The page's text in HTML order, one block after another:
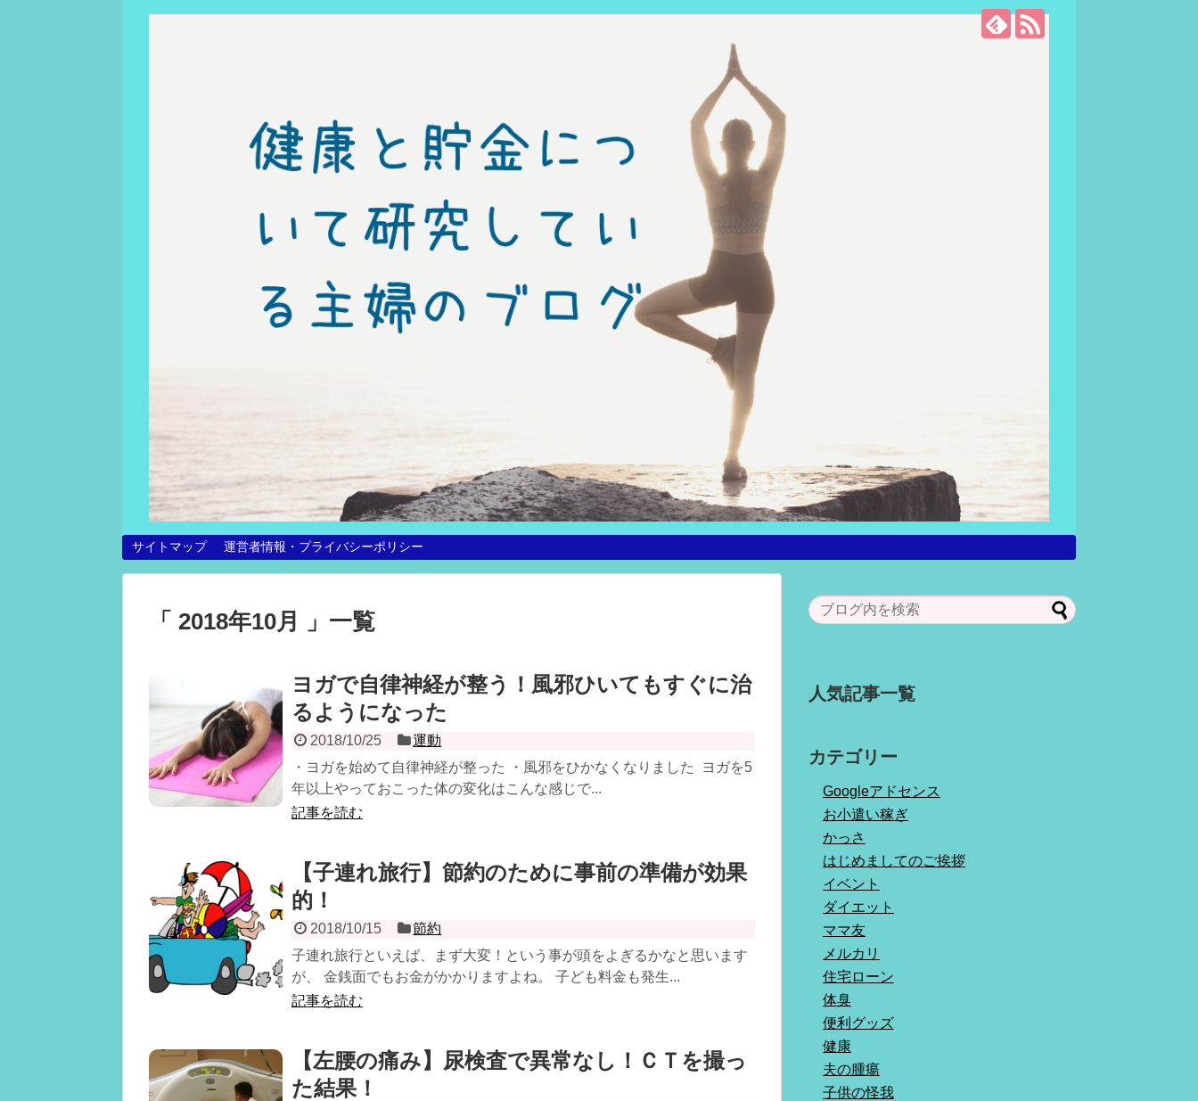
サイトマップ 運営者情報・プライバシーポリシー
「 2018年10月 」一覧
ヨガで自律神経が整う！風邪ひいてもすぐに治
るようになった
2018/10/25
運動
・ヨガを始めて自律神経が整った ・風邪をひかなくなりました ヨガを5
年以上やっておこった体の変化はこんな感じで...
記事を読む
【子連れ旅行】節約のために事前の準備が効果
的！
2018/10/15
節約
子連れ旅行といえば、まず大変！という事が頭をよぎるかなと思います
が、 金銭面でもお金がかかりますよね。 子ども料金も発生...
記事を読む
【左腰の痛み】尿検査で異常なし！ＣＴを撮っ
た結果！
人気記事一覧
カテゴリー
Googleアドセンス
お小遣い稼ぎ
かっさ
はじめましてのご挨拶
イベント
ダイエット
ママ友
メルカリ
住宅ローン
体臭
便利グッズ
健康
夫の腫瘍
子供の怪我